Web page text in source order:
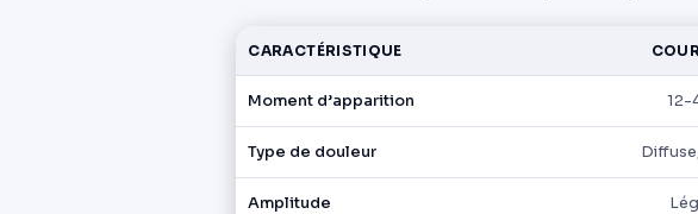
CARACTÉRISTIQUE
Moment d’apparition 12-
Type de douleur
Amplitude